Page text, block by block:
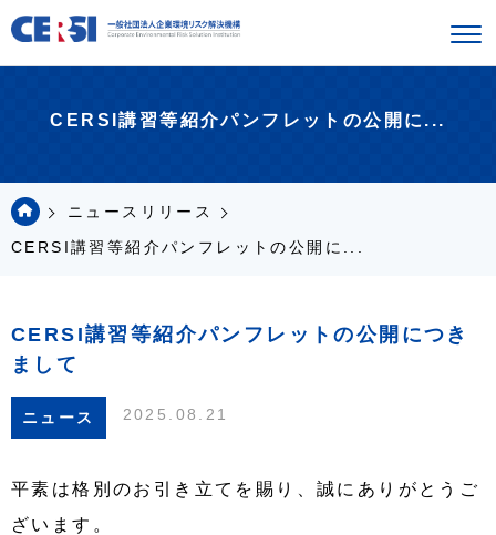
CERSI講習等紹介パンフレットの公開に...
ニュースリリース
CERSI講習等紹介パンフレットの公開に...
CERSI講習等紹介パンフレットの公開につき
まして
ニュース 2025.08.21
平素は格別のお引き立てを賜り、誠にありがとうご
ざいます。